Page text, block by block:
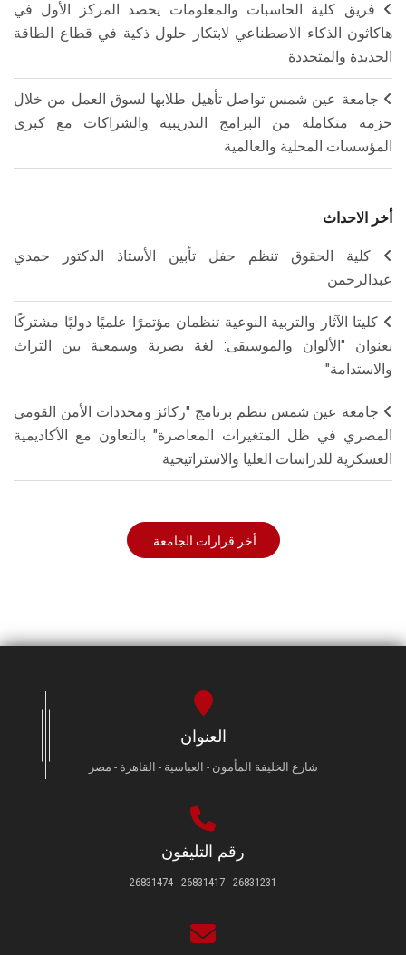
فريق كلية الحاسبات والمعلومات يحصد المركز الأول في
هاكاثون الذكاء الاصطناعي لابتكار حلول ذكية في قطاع الطاقة
الجديدة والمتجددة
جامعة عين شمس تواصل تأهيل طلابها لسوق العمل من خلال
حزمة متكاملة من البرامج التدريبية والشراكات مع كبرى
المؤسسات المحلية والعالمية
أخر الاحداث
كلية الحقوق تنظم حفل تأبين الأستاذ الدكتور حمدي
عبدالرحمن
كليتا الآثار والتربية النوعية تنظمان مؤتمرًا علميًا دوليًا مشتركًا
بعنوان "الألوان والموسيقى: لغة بصرية وسمعية بين التراث
والاستدامة"
جامعة عين شمس تنظم برنامج "ركائز ومحددات الأمن القومي
المصري في ظل المتغيرات المعاصرة" بالتعاون مع الأكاديمية
العسكرية للدراسات العليا والاستراتيجية
أخر قرارات الجامعة
العنوان
شارع الخليفة المأمون - العباسية - القاهرة - مصر
رقم التليفون
26831231 - 26831417 - 26831474